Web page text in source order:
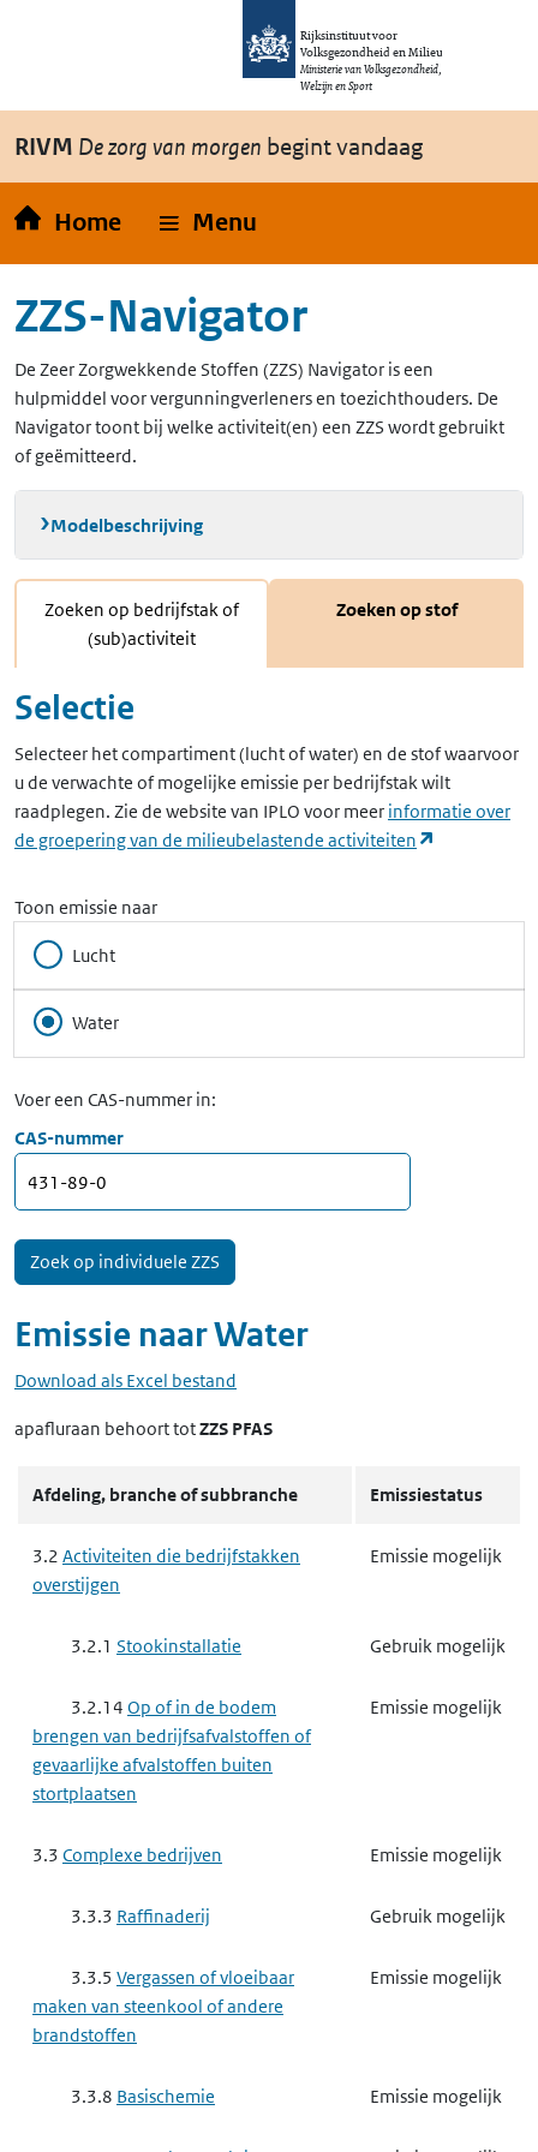
Overslaan en naar de inhoud gaan
Rijksinstituut voor
Volksgezondheid en Milieu
Ministerie van Volksgezondheid,
Welzijn en Sport
RIVM De zorg van morgen begint vandaag
Home Menu
ZZS-Navigator
De Zeer Zorgwekkende Stoffen (ZZS) Navigator is een
hulpmiddel voor vergunningverleners en toezichthouders. De
Navigator toont bij welke activiteit(en) een ZZS wordt gebruikt
of geëmitteerd.
Modelbeschrijving
Zoeken op bedrijfstak of
(sub)activiteit
Zoeken op stof
Selectie
Selecteer het compartiment (lucht of water) en de stof waarvoor
u de verwachte of mogelijke emissie per bedrijfstak wilt
raadplegen. Zie de website van IPLO voor meer informatie over
de groepering van de milieubelastende activiteiten
Toon emissie naar
Lucht
Water
Voer een CAS-nummer in:
CAS-nummer
Emissie naarWater
Download als Excel bestand
apafluraan behoort totZZS PFAS
Afdeling, branche of subbranche Emissiestatus
3.2 Activiteiten die bedrijfstakken
overstijgen
Emissie mogelijk
3.2.1 Stookinstallatie Gebruik mogelijk
3.2.14 Op of in de bodem
brengen van bedrijfsafvalstoffen of
gevaarlijke afvalstoffen buiten
stortplaatsen
Emissie mogelijk
3.3 Complexe bedrijven Emissie mogelijk
3.3.3 Raffinaderij Gebruik mogelijk
3.3.5 Vergassen of vloeibaar
maken van steenkool of andere
brandstoffen
Emissie mogelijk
3.3.8 Basischemie Emissie mogelijk